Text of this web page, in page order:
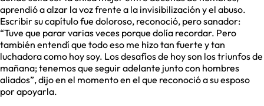
aprendió a alzar la voz frente a la invisibilización y el abuso.
Escribir su capítulo fue doloroso, reconoció, pero sanador:
“Tuve que parar varias veces porque dolía recordar. Pero
también entendí que todo eso me hizo tan fuerte y tan
luchadora como hoy soy. Los desafíos de hoy son los triunfos de
mañana; tenemos que seguir adelante junto con hombres
aliados”, dijo en el momento en el que reconoció a su esposo
por apoyarla.